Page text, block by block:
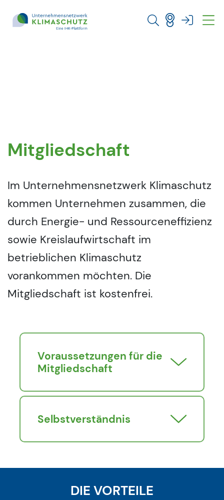
Direkt zu den Inhalten springen
Mitgliedschaft
Im Unternehmensnetzwerk Klimaschutz
kommen Unternehmen zusammen, die
durch Energie- und Ressourceneffizienz
sowie Kreislaufwirtschaft im
betrieblichen Klimaschutz
vorankommen möchten. Die
Mitgliedschaft ist kostenfrei.
Voraussetzungen für die
Mitgliedschaft
Selbstverständnis
DIE VORTEILE